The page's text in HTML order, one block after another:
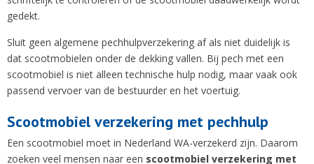
gedekt.
Sluit geen algemene pechhulpverzekering af als niet duidelijk is
dat scootmobielen onder de dekking vallen. Bij pech met een
scootmobiel is niet alleen technische hulp nodig, maar vaak ook
passend vervoer van de bestuurder en het voertuig.
Scootmobiel verzekering met pechhulp
Een scootmobiel moet in Nederland WA-verzekerd zijn. Daarom
zoeken veel mensen naar een scootmobiel verzekering met